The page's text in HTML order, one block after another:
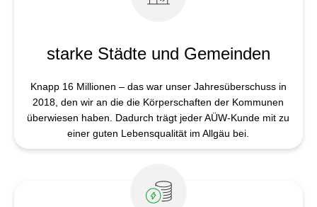
starke Städte und Ge­meinden
Knapp 16 Millionen – das war unser Jahresüberschuss in
2018, den wir an die die Körperschaften der Kommunen
überwiesen haben. Dadurch trägt jeder AÜW-Kunde mit zu
einer guten Lebensqualität im Allgäu bei.